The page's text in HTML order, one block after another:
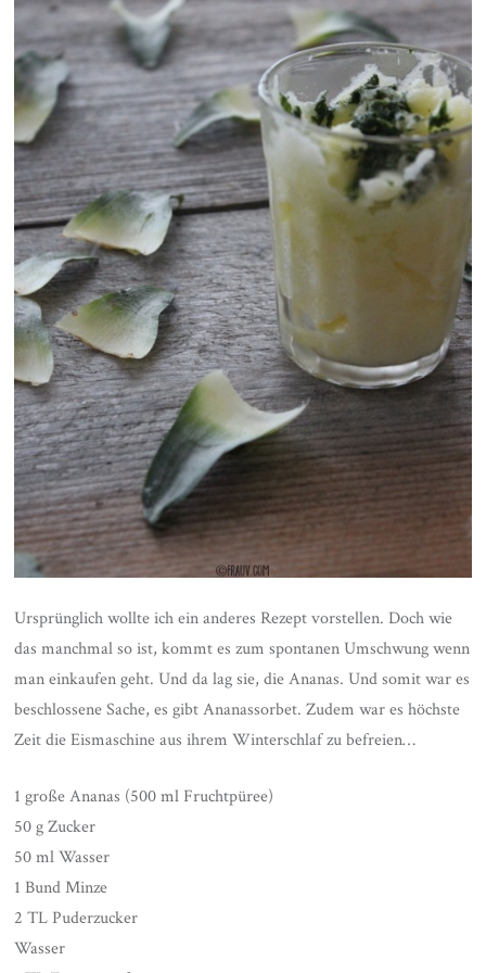
Ursprünglich wollte ich ein anderes Rezept vorstellen. Doch wie
das manchmal so ist, kommt es zum spontanen Umschwung wenn
man einkaufen geht. Und da lag sie, die Ananas. Und somit war es
beschlossene Sache, es gibt Ananassorbet. Zudem war es höchste
Zeit die Eismaschine aus ihrem Winterschlaf zu befreien…
1 große Ananas (500 ml Fruchtpüree)
50 g Zucker
50 ml Wasser
1 Bund Minze
2 TL Puderzucker
Wasser